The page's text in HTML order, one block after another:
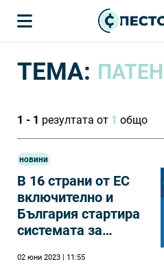
ТЕМА:
1 - 1 резултата от 1 общо
новини
В 16 страни от ЕС
включително и
България стартира
системата за
02 юни 2023 | 11:55